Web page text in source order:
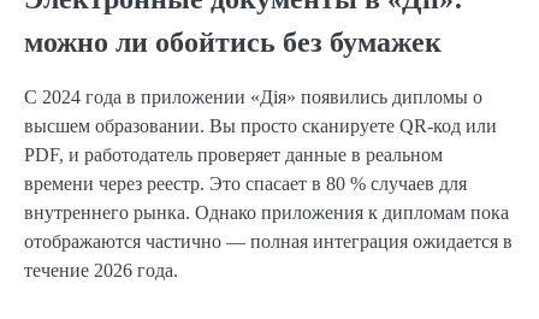
можно ли обойтись без бумажек
С 2024 года в приложении «Дія» появились дипломы о
высшем образовании. Вы просто сканируете QR-код или
PDF, и работодатель проверяет данные в реальном
времени через реестр. Это спасает в 80 % случаев для
внутреннего рынка. Однако приложения к дипломам пока
отображаются частично — полная интеграция ожидается в
течение 2026 года.